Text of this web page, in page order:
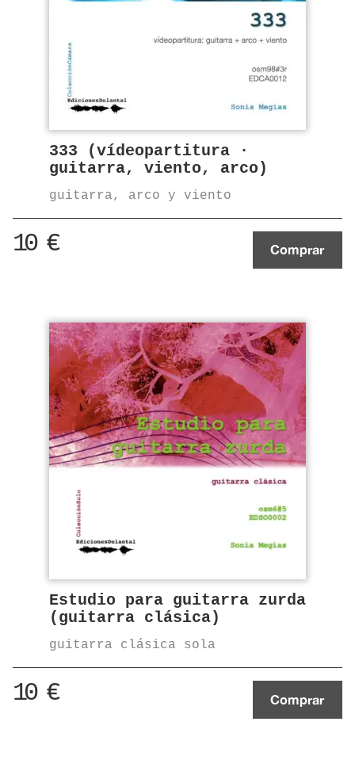
333 (vídeopartitura ·
guitarra, viento, arco)
guitarra, arco y viento
10 € Comprar
Estudio para guitarra zurda
(guitarra clásica)
guitarra clásica sola
10 € Comprar